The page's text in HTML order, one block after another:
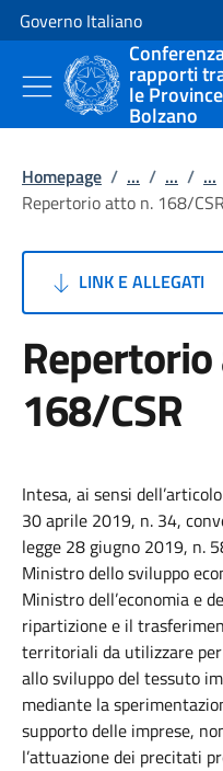
Vai al contenuto
Vai alla navigazione del sito
Governo Italiano
rapporti
le
Bolzano
Homepage / ... / ... / ...
Repertorio atto n. 168/CSR
LINK E ALLEGATI
168/CSR
Intesa, ai sensi
30 aprile 2019, n. 34,
legge 28 giugno 2019, n.
Ministro dello sviluppo
Ministro dell’economia e
ripartizione e il
territoriali da utilizzare
allo sviluppo del tessuto
mediante la
supporto delle imprese,
l’attuazione dei precitati